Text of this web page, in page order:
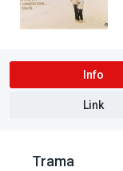
Info
Link
Trama